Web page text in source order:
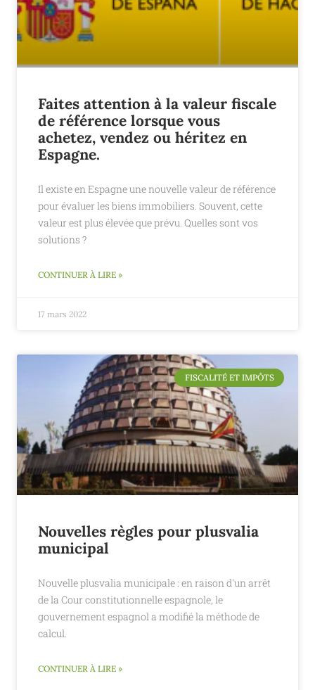
Faites attention à la valeur fiscale
de référence lorsque vous
achetez, vendez ou héritez en
Espagne.
Il existe en Espagne une nouvelle valeur de référence
pour évaluer les biens immobiliers. Souvent, cette
valeur est plus élevée que prévu. Quelles sont vos
solutions ?
CONTINUER À LIRE »
17 mars 2022
FISCALITÉ ET IMPÔTS
Nouvelles règles pour plusvalia
municipal
Nouvelle plusvalia municipale : en raison d'un arrêt
de la Cour constitutionnelle espagnole, le
gouvernement espagnol a modifié la méthode de
calcul.
CONTINUER À LIRE »